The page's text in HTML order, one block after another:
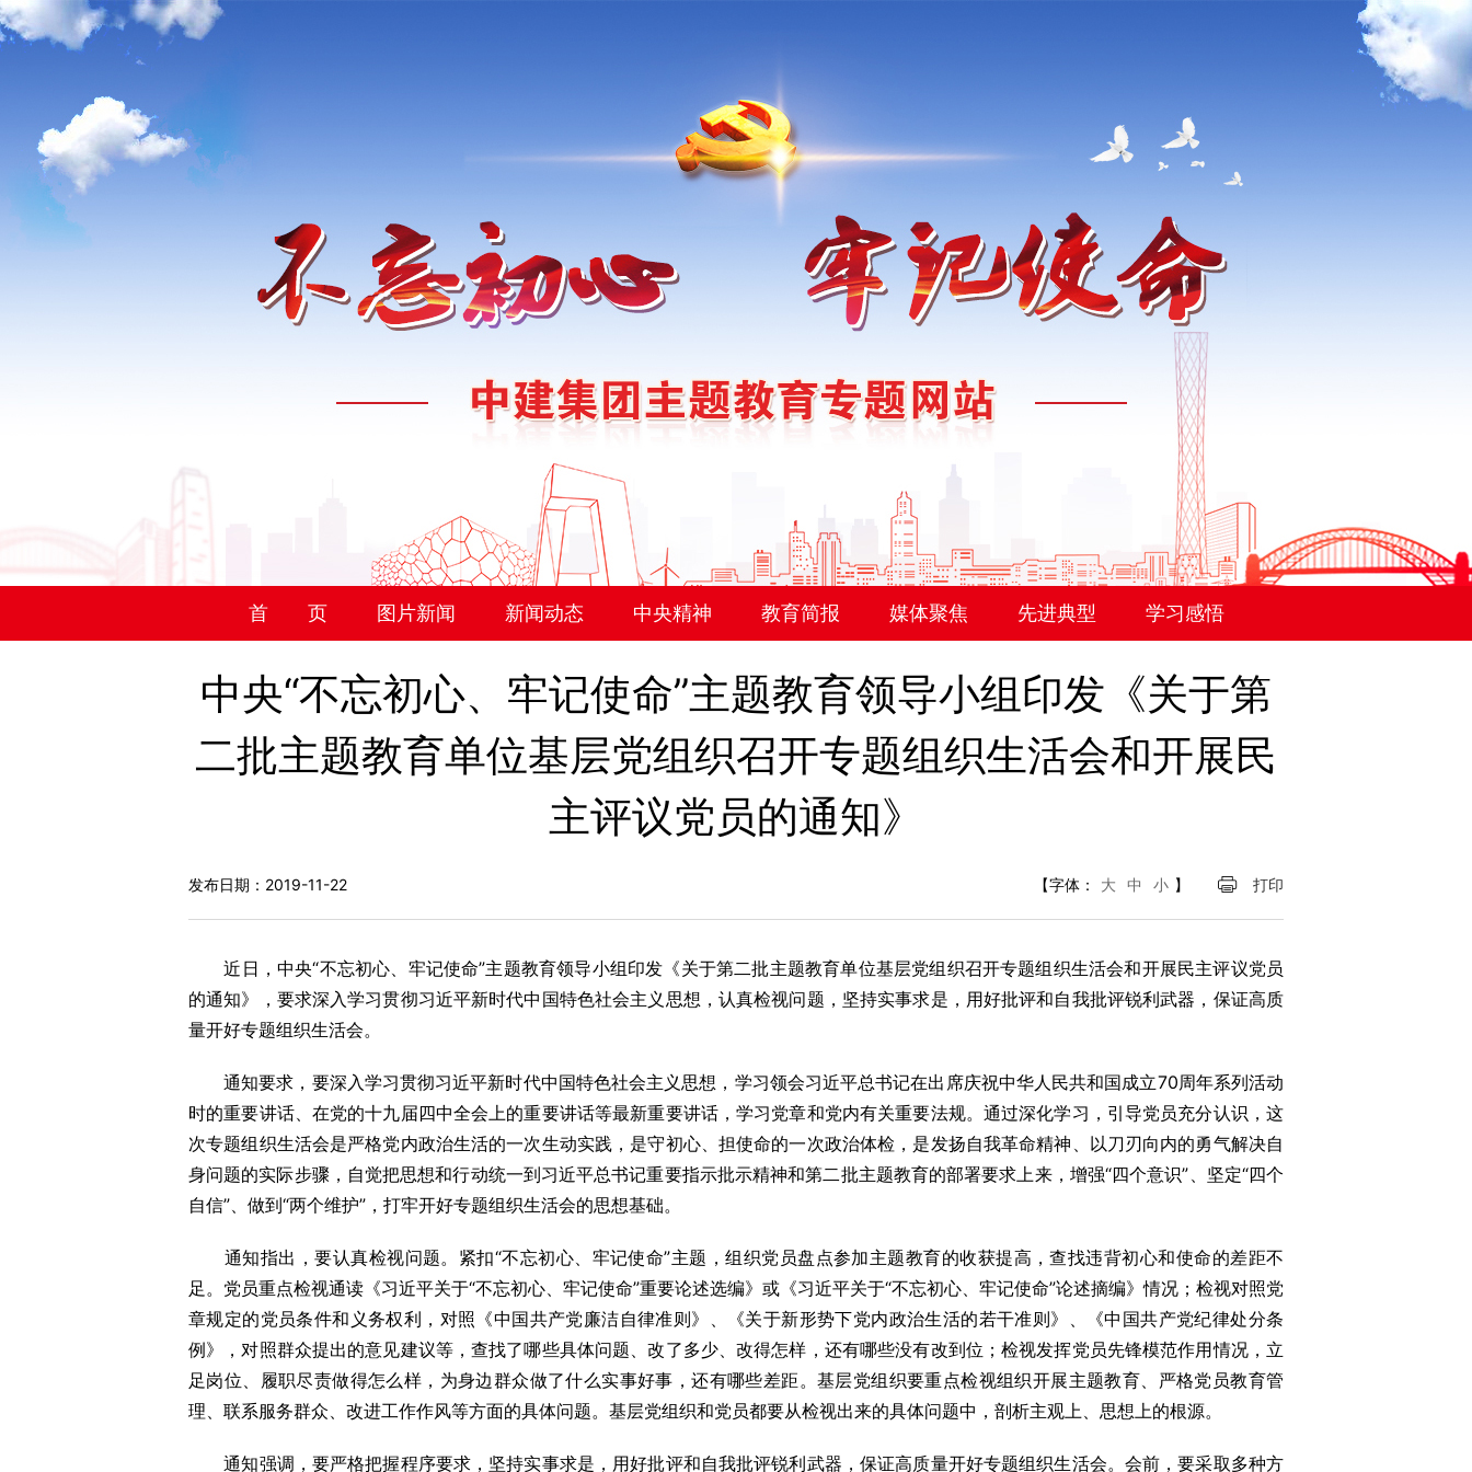
首 页 图片新闻 新闻动态 中央精神 教育简报 媒体聚焦 先进典型 学习感悟
中央“不忘初心、牢记使命”主题教育领导小组印发《关于第
二批主题教育单位基层党组织召开专题组织生活会和开展民
主评议党员的通知》
发布日期：2019-11-22 【字体： 大 中 小 】 打印
近日，中央“不忘初心、牢记使命”主题教育领导小组印发《关于第二批主题教育单位基层党组织召开专题组织生活会和开展民主评议党员
的通知》，要求深入学习贯彻习近平新时代中国特色社会主义思想，认真检视问题，坚持实事求是，用好批评和自我批评锐利武器，保证高质
量开好专题组织生活会。
通知要求，要深入学习贯彻习近平新时代中国特色社会主义思想，学习领会习近平总书记在出席庆祝中华人民共和国成立70周年系列活动
时的重要讲话、在党的十九届四中全会上的重要讲话等最新重要讲话，学习党章和党内有关重要法规。通过深化学习，引导党员充分认识，这
次专题组织生活会是严格党内政治生活的一次生动实践，是守初心、担使命的一次政治体检，是发扬自我革命精神、以刀刃向内的勇气解决自
身问题的实际步骤，自觉把思想和行动统一到习近平总书记重要指示批示精神和第二批主题教育的部署要求上来，增强“四个意识”、坚定“四个
自信”、做到“两个维护”，打牢开好专题组织生活会的思想基础。
通知指出，要认真检视问题。紧扣“不忘初心、牢记使命”主题，组织党员盘点参加主题教育的收获提高，查找违背初心和使命的差距不
足。党员重点检视通读《习近平关于“不忘初心、牢记使命”重要论述选编》或《习近平关于“不忘初心、牢记使命”论述摘编》情况；检视对照党
章规定的党员条件和义务权利，对照《中国共产党廉洁自律准则》、《关于新形势下党内政治生活的若干准则》、《中国共产党纪律处分条
例》，对照群众提出的意见建议等，查找了哪些具体问题、改了多少、改得怎样，还有哪些没有改到位；检视发挥党员先锋模范作用情况，立
足岗位、履职尽责做得怎么样，为身边群众做了什么实事好事，还有哪些差距。基层党组织要重点检视组织开展主题教育、严格党员教育管
理、联系服务群众、改进工作作风等方面的具体问题。基层党组织和党员都要从检视出来的具体问题中，剖析主观上、思想上的根源。
通知强调，要严格把握程序要求，坚持实事求是，用好批评和自我批评锐利武器，保证高质量开好专题组织生活会。会前，要采取多种方